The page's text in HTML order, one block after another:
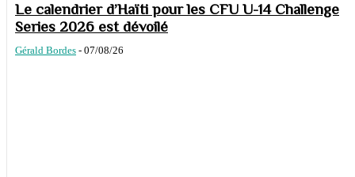
Le calendrier d’Haïti pour les CFU U-14 Challenge
Series 2026 est dévoilé
Gérald Bordes - 07/08/26